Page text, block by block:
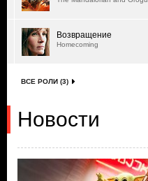
Возвращение
Homecoming
ВСЕ РОЛИ (3)
Новости